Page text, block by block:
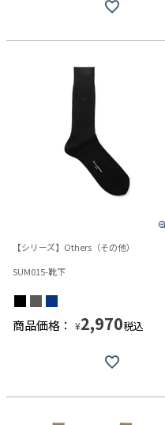
【シリーズ】Others（その他）
SUM015-靴下
商品価格： ¥2,970税込